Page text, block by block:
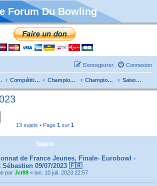
Forum Du Bowling
Connexion
S’enregistrer
Compétitions Championnats de France Championnat Individuels Saison 2022/2023
13 sujets • Page 1 sur 1
Sujets
de France Jeunes, Finale- Eurobowl -
Sébastien 09/07/2023 🇫🇷
par Jct89 « lun. 10 juil. 2023 22:57